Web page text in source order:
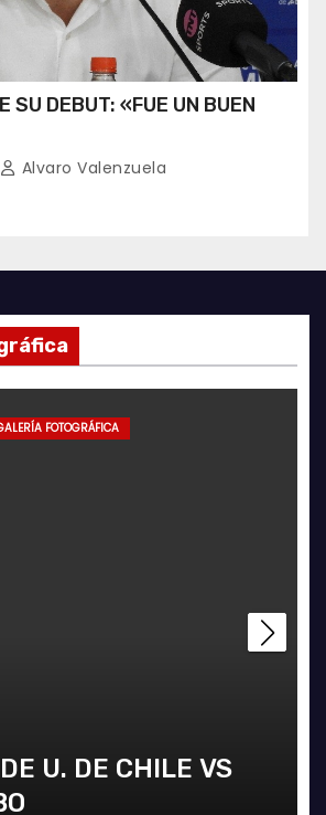
SU DEBUT: «FUE UN BUEN
Alvaro Valenzuela
FOTOGRÁFICA
U. DE CHILE VS